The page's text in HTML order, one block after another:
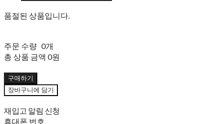
품절된 상품입니다.
주문 수량 0개
총 상품 금액 0원
구매하기
장바구니에 담기
재입고 알림 신청
휴대폰 번호